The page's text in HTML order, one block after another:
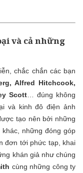
và cả những
chắc chắn các bạn
Alfred Hitchcook,
Scott … đúng không
và kinh đô điện ảnh
tạo nên bởi những
những đóng góp
đơn tới phức tạp, khai
khán giả như chúng
cùng những công ty